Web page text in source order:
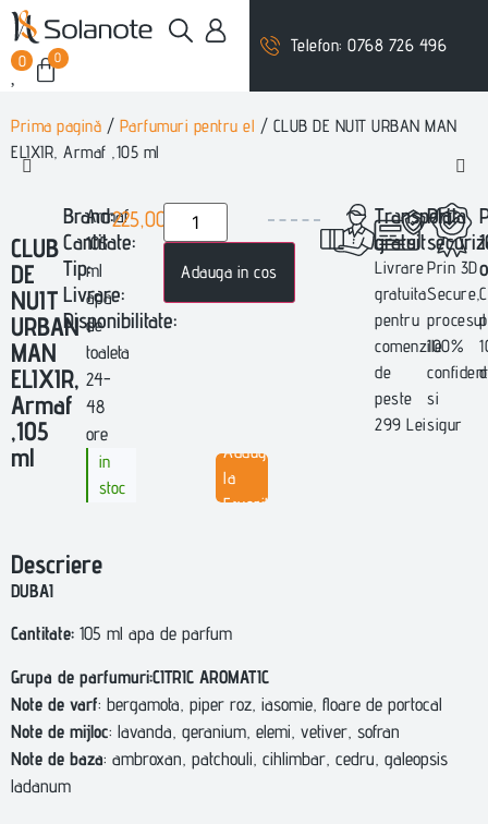
0 0
Telefon: 0768 726 496
Prima pagină / Parfumuri pentru el / CLUB DE NUIT URBAN MAN
ELIXIR, Armaf ,105 ml
CLUB
DE
NUIT
URBAN
MAN
ELIXIR,
Armaf
,105
ml
Brand:
Cantitate:
Tip:
Livrare:
Disponibilitate:
Armaf
105
ml
apa
de
toaleta
24-
48
ore
in
stoc
225,00
Adauga in cos
Adauga
la
Favorite
Transport
gratuit
Livrare
gratuita
pentru
comenzile
de
peste
299 Lei
Plata
Prin 3D
Secure,
procesul
100%
si
sigur
Descriere
DUBAI
Cantitate: 105 ml apa de parfum
Grupa de parfumuri:CITRIC AROMATIC
Note de varf: bergamota, piper roz, iasomie, floare de portocal
Note de mijloc: lavanda, geranium, elemi, vetiver, sofran
Note de baza: ambroxan, patchouli, cihlimbar, cedru, galeopsis
ladanum